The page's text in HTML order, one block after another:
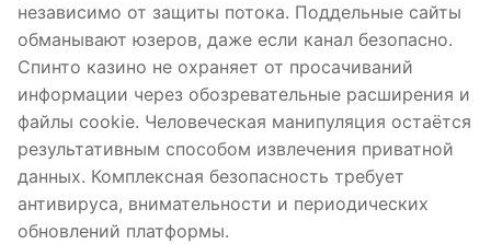
независимо от защиты потока. Поддельные сайты
обманывают юзеров, даже если канал безопасно.
Спинто казино не охраняет от просачиваний
информации через обозревательные расширения и
файлы cookie. Человеческая манипуляция остаётся
результативным способом извлечения приватной
данных. Комплексная безопасность требует
антивируса, внимательности и периодических
обновлений платформы.